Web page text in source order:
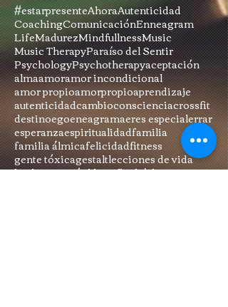
#estarpresenteAhoraAutenticidad
CoachingComunicaciónEnneagram
LifeMadurezMindfullnessMusic
Music TherapyParaíso del Sentir
PsychologyPsychotherapyaceptación
almaamoramor incondicional
amor propioamorpropioaprendizaje
autenticidadcambioconscienciacrossfit
destinoegoeneagramaeres especialerrar
esperanzaespiritualidadfamilia
familia álmicafelicidadfitness
gente tóxicagestaltlecciones de vida
leydeatracciónlibre albedríoluz